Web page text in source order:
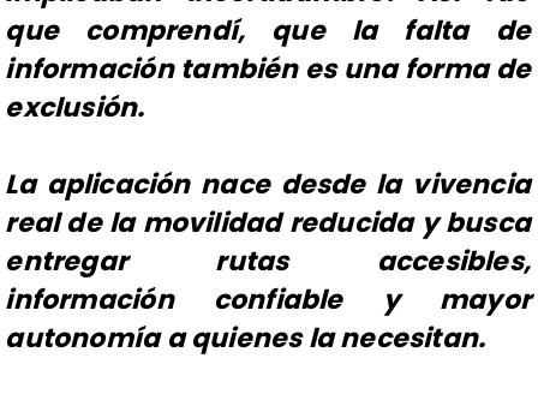
que comprendí, que la falta de
información también es una forma de
exclusión.
La aplicación nace desde la vivencia
real de la movilidad reducida y busca
entregar rutas accesibles,
información confiable y mayor
autonomía a quienes la necesitan.